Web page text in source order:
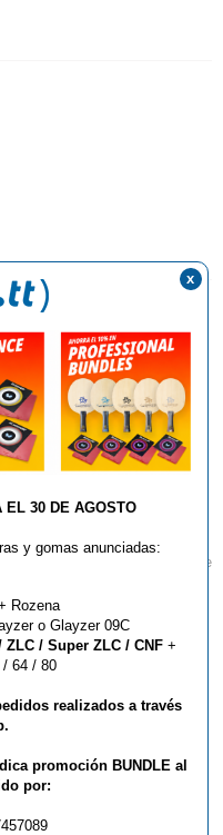
Pong
( Exterior
en Europa, presente en mas de
( Alemania ). Marcas de
esta marca para la
EN ISO 9001:2008, tests de
hacen de este fabricante la
de competición, interior,
Alemana a precio increíble!
EL 30 DE AGOSTO
y gomas anunciadas:
Rozena
o Glayzer 09C
/ Super ZLC / CNF+
/ 64 / 80
realizados a través
promoción BUNDLE al
por:
x